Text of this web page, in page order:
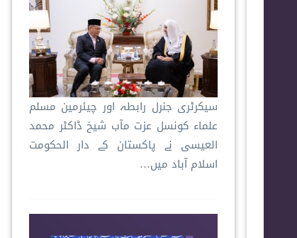
سیکرٹری جنرل رابطہ اور چیئرمین مسلم
علماء کونسل عزت مآب شیخ ڈاکٹر محمد
العیسی نے پاکستان کے دار الحکومت
اسلام آباد میں…